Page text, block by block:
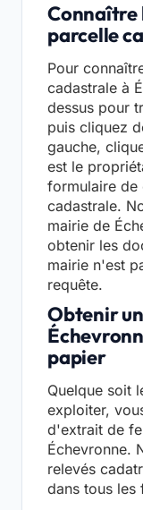
Connaître
parcelle
Pour
cadastrale à
dessus pour
puis cliquez
gauche,
est le
formulaire de
cadastrale.
mairie de
obtenir les
mairie n'est
requête.
Obtenir
papier
Quelque soit
exploiter,
d'extrait de
Échevronne.
relevés
dans tous les